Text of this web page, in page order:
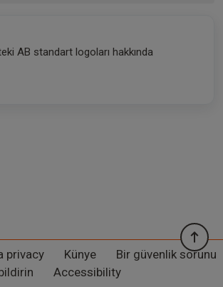
AB standart logoları hakkında
privacy Künye
Bir güvenlik sorunu
Accessibility